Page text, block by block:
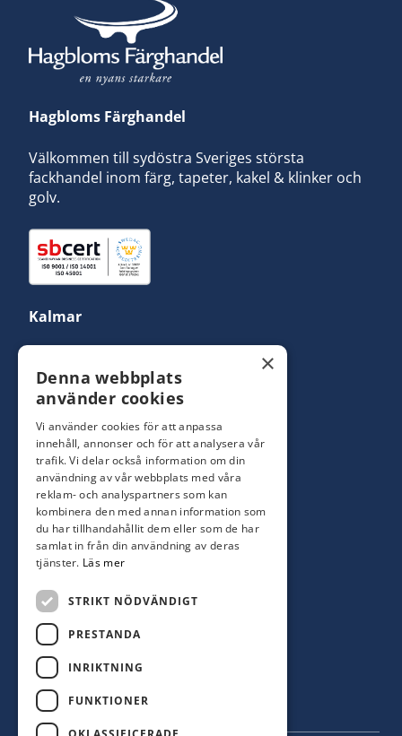
Hagbloms Färghandel
Välkommen till sydöstra Sveriges största
fackhandel inom färg, tapeter, kakel & klinker och
golv.
Kalmar
Yrkesbutik: 0480-44 28 08
info@hagblomsfarghandel.nu
Torsåsgatan 9
392 39 Kalmar
Färjestaden
0485-310 71
oland@hagblomsfarghandel.nu
Storgatan 34
386 30 Färjestaden
×
Denna webbplats
använder cookies
Vi använder cookies för att anpassa
innehåll, annonser och för att analysera vår
trafik. Vi delar också information om din
användning av vår webbplats med våra
reklam- och analyspartners som kan
kombinera den med annan information som
du har tillhandahållit dem eller som de har
samlat in från din användning av deras
tjänster. Läs mer
STRIKT NÖDVÄNDIGT
PRESTANDA
INRIKTNING
FUNKTIONER